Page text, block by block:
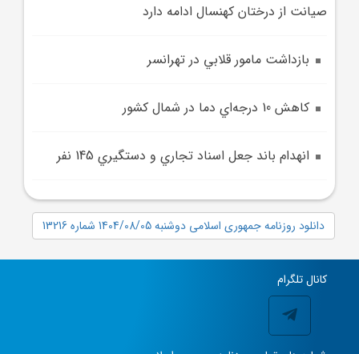
صيانت از درختان کهنسال ادامه دارد
بازداشت مامور قلابي در تهرانسر
کاهش 10 درجه‌اي دما در شمال کشور
انهدام باند جعل اسناد تجاري و دستگيري 145 نفر
دانلود روزنامه جمهوری اسلامی دوشنبه 1404/08/05 شماره 13216
کانال تلگرام